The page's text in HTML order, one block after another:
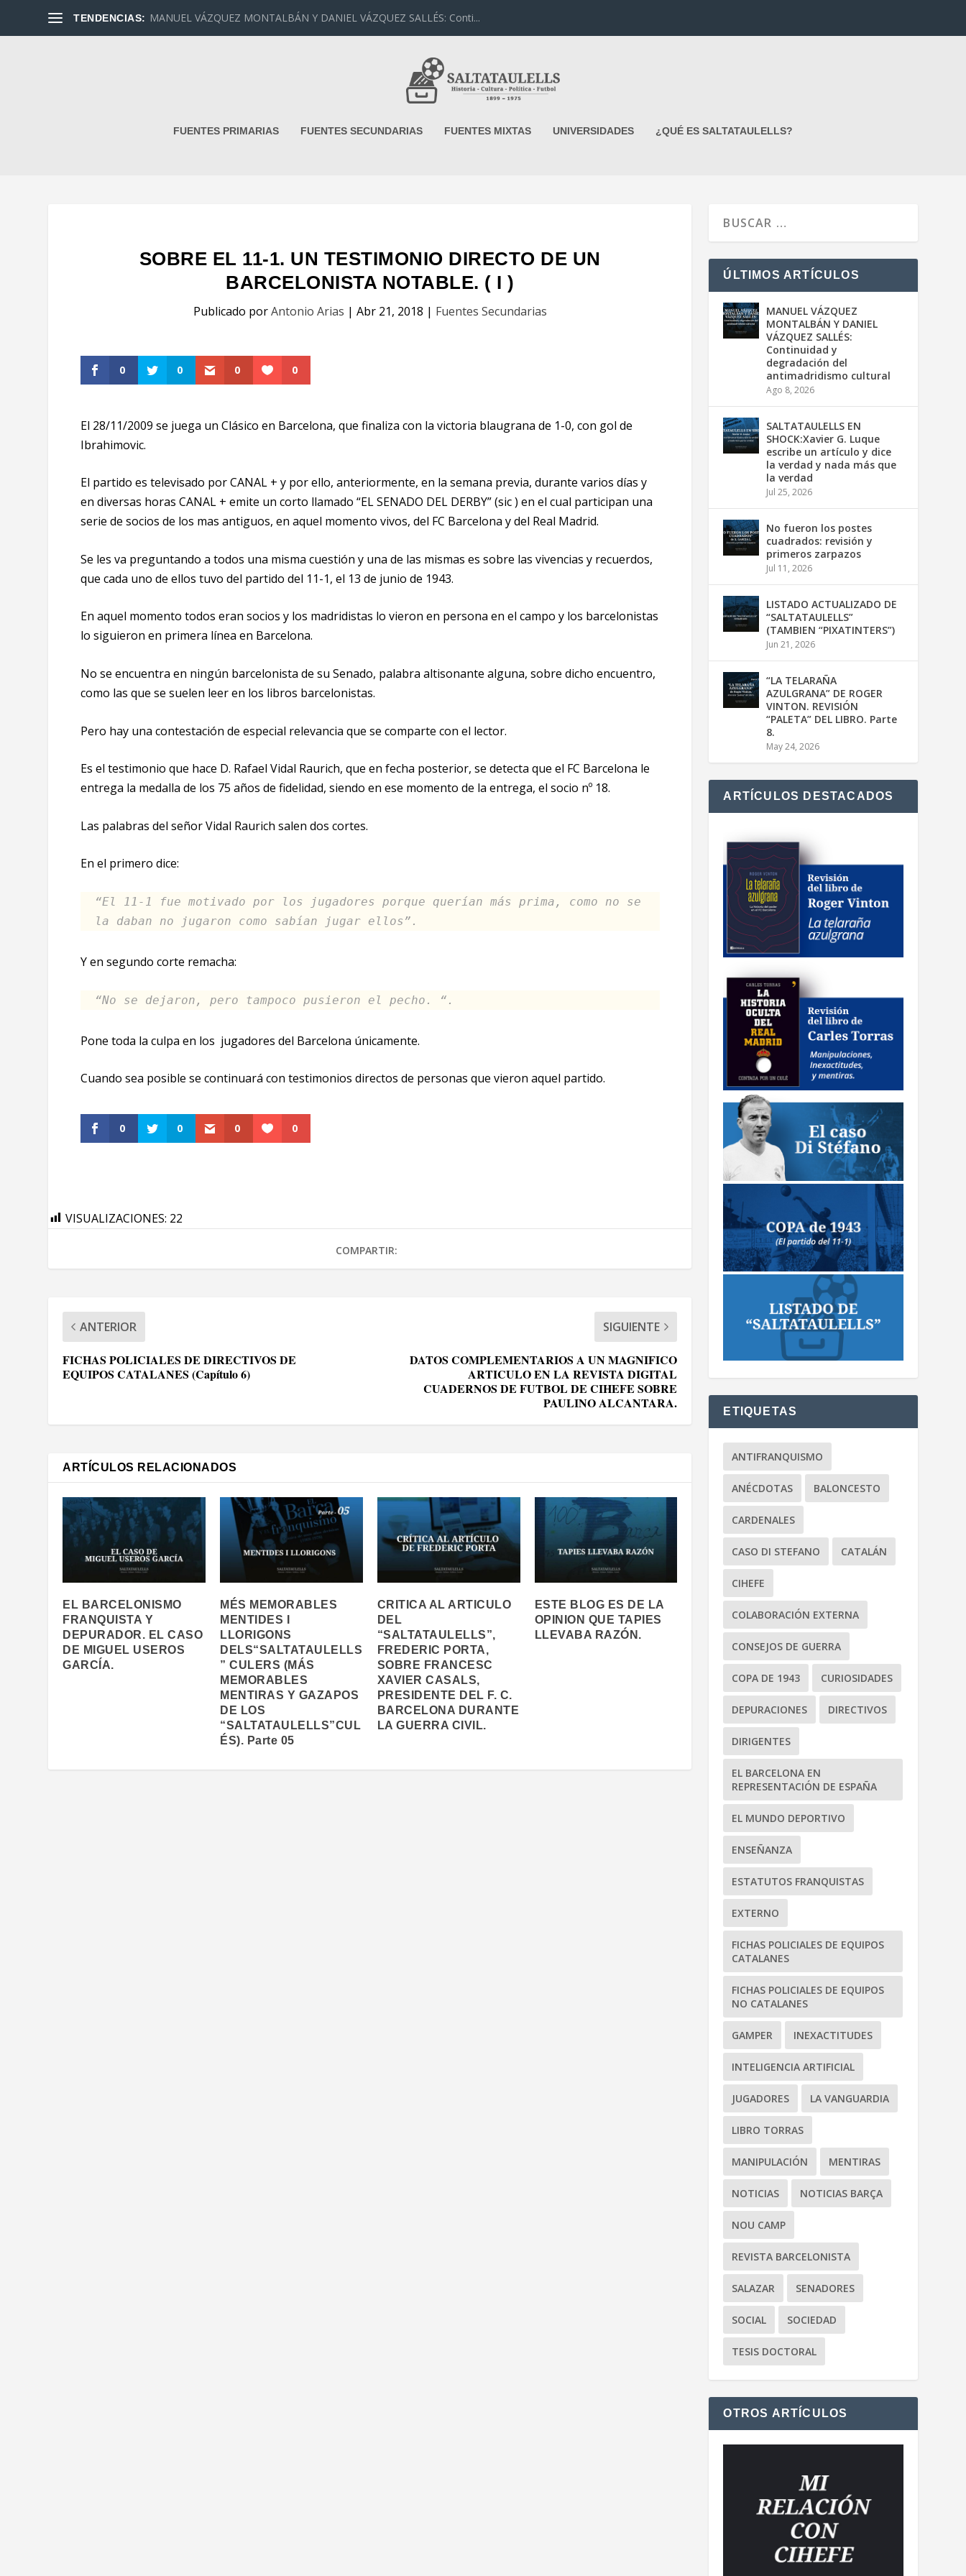
TENDENCIAS: MANUEL VÁZQUEZ MONTALBÁN Y DANIEL VÁZQUEZ SALLÉS: Conti...
FUENTES PRIMARIAS FUENTES SECUNDARIAS FUENTES MIXTAS UNIVERSIDADES ¿QUÉ ES SALTATAULELLS?
SOBRE EL 11-1. UN TESTIMONIO DIRECTO DE UN
BARCELONISTA NOTABLE. ( I )
Publicado porAntonio Arias | Abr 21, 2018 | Fuentes Secundarias
0 0 0 0
El 28/11/2009 se juega un Clásico en Barcelona, que finaliza con la victoria blaugrana de 1-0, con gol de
Ibrahimovic.
El partido es televisado por CANAL + y por ello, anteriormente, en la semana previa, durante varios días y
en diversas horas CANAL + emite un corto llamado “EL SENADO DEL DERBY” (sic ) en el cual participan una
serie de socios de los mas antiguos, en aquel momento vivos, del FC Barcelona y del Real Madrid.
Se les va preguntando a todos una misma cuestión y una de las mismas es sobre las vivencias y recuerdos,
que cada uno de ellos tuvo del partido del 11-1, el 13 de junio de 1943.
En aquel momento todos eran socios y los madridistas lo vieron en persona en el campo y los barcelonistas
lo siguieron en primera línea en Barcelona.
No se encuentra en ningún barcelonista de su Senado, palabra altisonante alguna, sobre dicho encuentro,
como las que se suelen leer en los libros barcelonistas.
Pero hay una contestación de especial relevancia que se comparte con el lector.
Es el testimonio que hace D. Rafael Vidal Raurich, que en fecha posterior, se detecta que el FC Barcelona le
entrega la medalla de los 75 años de fidelidad, siendo en ese momento de la entrega, el socio nº 18.
Las palabras del señor Vidal Raurich salen dos cortes.
En el primero dice:
“El 11-1 fue motivado por los jugadores porque querían más prima, como no se
la daban no jugaron como sabían jugar ellos”.
Y en segundo corte remacha:
“No se dejaron, pero tampoco pusieron el pecho. “.
Pone toda la culpa en los jugadores del Barcelona únicamente.
Cuando sea posible se continuará con testimonios directos de personas que vieron aquel partido.
0 0 0 0
VISUALIZACIONES: 22
COMPARTIR:
ANTERIOR
FICHAS POLICIALES DE DIRECTIVOS DE
EQUIPOS CATALANES (Capítulo 6)
SIGUIENTE
DATOS COMPLEMENTARIOS A UN MAGNIFICO
ARTICULO EN LA REVISTA DIGITAL
CUADERNOS DE FUTBOL DE CIHEFE SOBRE
PAULINO ALCANTARA.
ARTÍCULOS RELACIONADOS
EL BARCELONISMO
FRANQUISTA Y
DEPURADOR. EL CASO
DE MIGUEL USEROS
GARCÍA.
MÉS MEMORABLES
MENTIDES I
LLORIGONS
DELS“SALTATAULELLS
” CULERS (MÁS
MEMORABLES
MENTIRAS Y GAZAPOS
DE LOS
“SALTATAULELLS”CUL
ÉS). Parte 05
CRITICA AL ARTICULO
DEL
“SALTATAULELLS”,
FREDERIC PORTA,
SOBRE FRANCESC
XAVIER CASALS,
PRESIDENTE DEL F. C.
BARCELONA DURANTE
LA GUERRA CIVIL.
ESTE BLOG ES DE LA
OPINION QUE TAPIES
LLEVABA RAZÓN.
ÚLTIMOS ARTÍCULOS
MANUEL VÁZQUEZ
MONTALBÁN Y DANIEL
VÁZQUEZ SALLÉS:
Continuidad y
degradación del
antimadridismo cultural
Ago 8, 2026
SALTATAULELLS EN
SHOCK:Xavier G. Luque
escribe un artículo y dice
la verdad y nada más que
la verdad
Jul 25, 2026
No fueron los postes
cuadrados: revisión y
primeros zarpazos
Jul 11, 2026
LISTADO ACTUALIZADO DE
“SALTATAULELLS”
(TAMBIEN “PIXATINTERS”)
Jun 21, 2026
“LA TELARAÑA
AZULGRANA” DE ROGER
VINTON. REVISIÓN
“PALETA” DEL LIBRO. Parte
8.
May 24, 2026
ARTÍCULOS DESTACADOS
ETIQUETAS
ANTIFRANQUISMO
ANÉCDOTAS BALONCESTO
CARDENALES
CASO DI STEFANO CATALÁN
CIHEFE
COLABORACIÓN EXTERNA
CONSEJOS DE GUERRA
COPA DE 1943 CURIOSIDADES
DEPURACIONES DIRECTIVOS
DIRIGENTES
EL BARCELONA EN
REPRESENTACIÓN DE ESPAÑA
EL MUNDO DEPORTIVO
ENSEÑANZA
ESTATUTOS FRANQUISTAS
EXTERNO
FICHAS POLICIALES DE EQUIPOS
CATALANES
FICHAS POLICIALES DE EQUIPOS
NO CATALANES
GAMPER INEXACTITUDES
INTELIGENCIA ARTIFICIAL
JUGADORES LA VANGUARDIA
LIBRO TORRAS
MANIPULACIÓN MENTIRAS
NOTICIAS NOTICIAS BARÇA
NOU CAMP
REVISTA BARCELONISTA
SALAZAR SENADORES
SOCIAL SOCIEDAD
TESIS DOCTORAL
OTROS ARTÍCULOS